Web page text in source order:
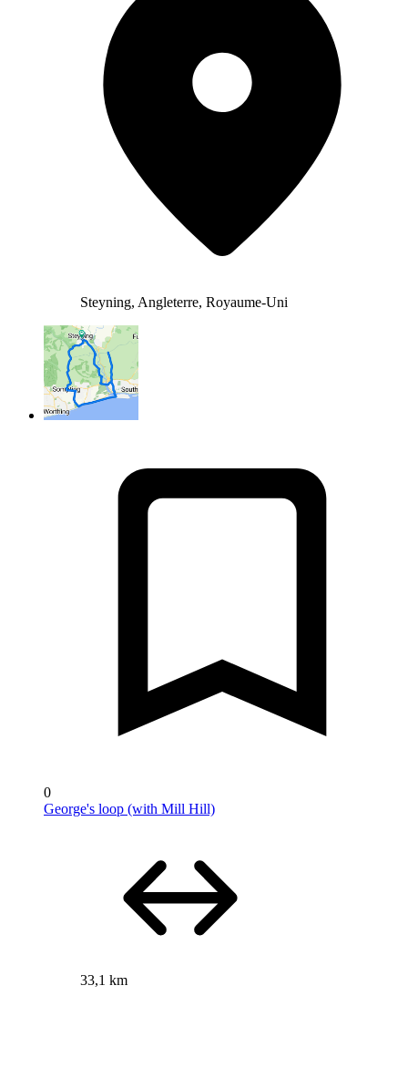
Steyning, Angleterre, Royaume-Uni
0
George's loop (with Mill Hill)
33,1 km